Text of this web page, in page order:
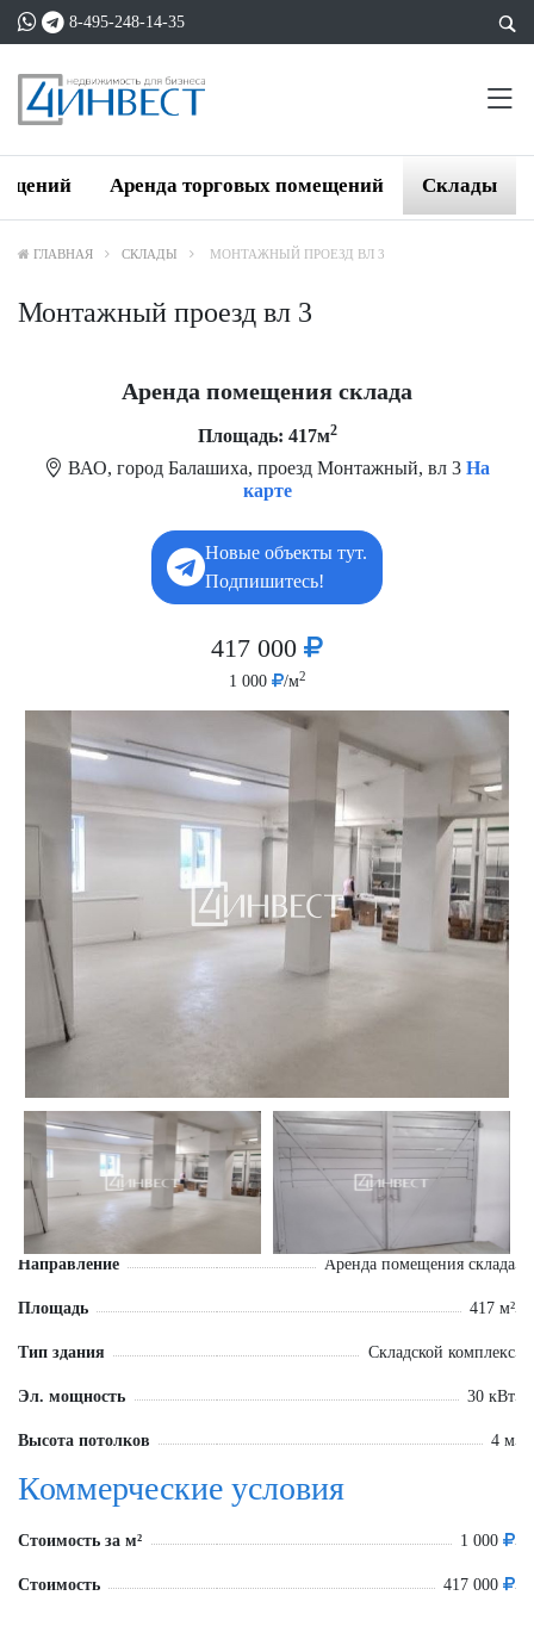
8-495-248-14-35
Аренда торговых помещений Склады
ГЛАВНАЯ СКЛАДЫ МОНТАЖНЫЙ ПРОЕЗД ВЛ 3
Монтажный проезд вл 3
Аренда помещения склада
Площадь: 417м2
ВАО, город Балашиха, проезд Монтажный, вл 3 На
карте
Новые объекты тут.
Подпишитесь!
417 000
1 000 /м2
Направление Аренда помещения склада
Площадь 417 м²
Тип здания Складской комплекс
Эл. мощность 30 кВт
Высота потолков 4 м
Коммерческие условия
Стоимость за м² 1 000
Стоимость 417 000